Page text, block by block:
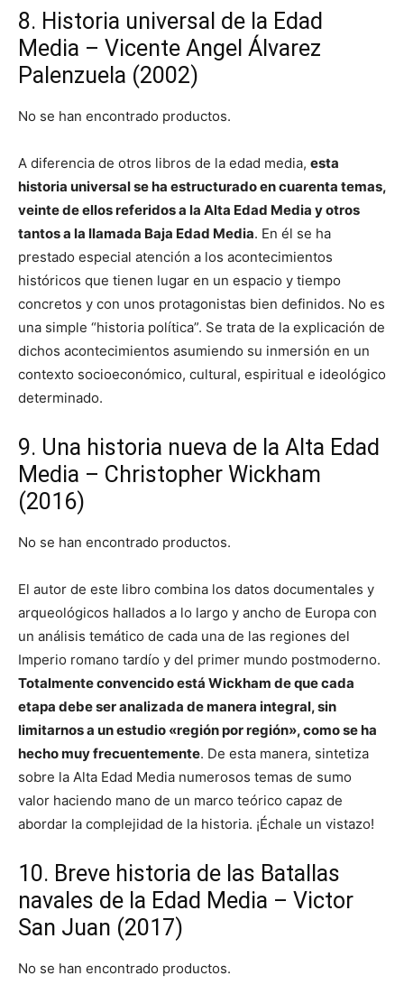
8. Historia universal de la Edad
Media – Vicente Angel Álvarez
Palenzuela (2002)
No se han encontrado productos.
A diferencia de otros libros de la edad media, esta
historia universal se ha estructurado en cuarenta temas,
veinte de ellos referidos a la Alta Edad Media y otros
tantos a la llamada Baja Edad Media. En él se ha
prestado especial atención a los acontecimientos
históricos que tienen lugar en un espacio y tiempo
concretos y con unos protagonistas bien definidos. No es
una simple “historia política”. Se trata de la explicación de
dichos acontecimientos asumiendo su inmersión en un
contexto socioeconómico, cultural, espiritual e ideológico
determinado.
9. Una historia nueva de la Alta Edad
Media – Christopher Wickham
(2016)
No se han encontrado productos.
El autor de este libro combina los datos documentales y
arqueológicos hallados a lo largo y ancho de Europa con
un análisis temático de cada una de las regiones del
Imperio romano tardío y del primer mundo postmoderno.
Totalmente convencido está Wickham de que cada
etapa debe ser analizada de manera integral, sin
limitarnos a un estudio «región por región», como se ha
hecho muy frecuentemente. De esta manera, sintetiza
sobre la Alta Edad Media numerosos temas de sumo
valor haciendo mano de un marco teórico capaz de
abordar la complejidad de la historia. ¡Échale un vistazo!
10. Breve historia de las Batallas
navales de la Edad Media – Victor
San Juan (2017)
No se han encontrado productos.